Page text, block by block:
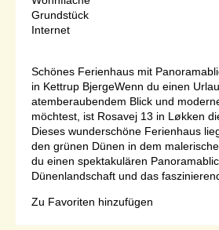
Grundstück
Internet
Schönes Ferienhaus mit
in Kettrup BjergeWenn du einen
atemberaubendem Blick und
möchtest, ist Rosavej 13 in Løkken
Dieses wunderschöne Ferienhaus
den grünen Dünen in dem
du einen spektakulären
Dünenlandschaft und das
Zu Favoriten hinzufügen